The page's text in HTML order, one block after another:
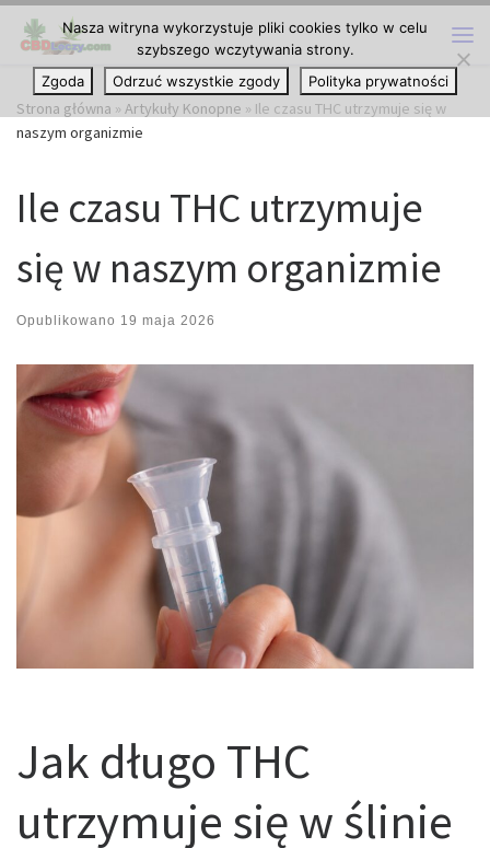
Przejdź do treści
Strona główna » Artykuły Konopne » Ile czasu THC utrzymuje się w
naszym organizmie
Ile czasu THC utrzymuje
się w naszym organizmie
Opublikowano 19 maja 2026
Jak długo THC
utrzymuje się w ślinie
Nasza witryna wykorzystuje pliki cookies tylko w celu
szybszego wczytywania strony.
Zgoda
Odrzuć wszystkie zgody Polityka prywatności